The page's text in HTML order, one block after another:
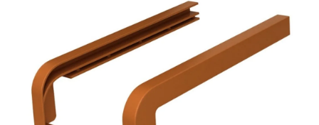
Akcesoria montażowe
Klamki